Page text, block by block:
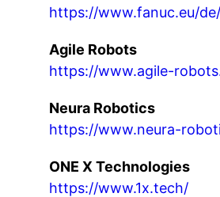
https://www.fanuc.eu/
Agile Robots
https://www.agile-
Neura Robotics
https://www.neura-
ONE X Technologies
https://www.1x.tech/